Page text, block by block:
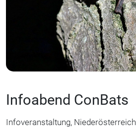
Infoabend ConBats
Infoveranstaltung, Niederösterreich